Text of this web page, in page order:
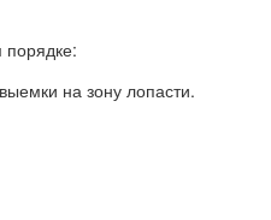
на зону лопасти.